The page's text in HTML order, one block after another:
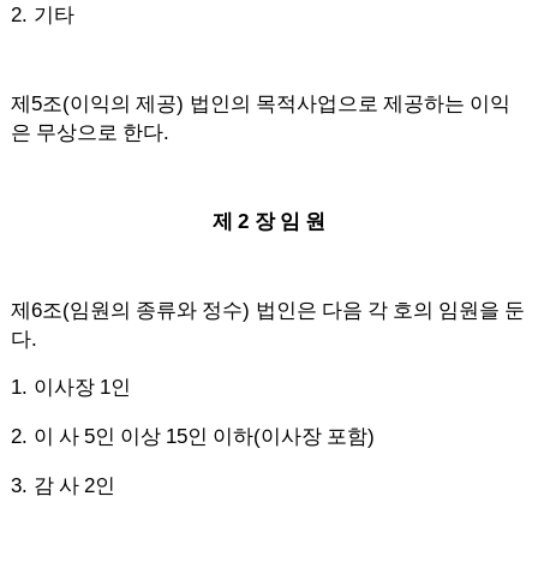
2. 기타
제 5조(이익의 제공) 법인의 목적사업으로 제공하는 이익
은 무상으로 한다.
제 2 장 임 원
제6조(임원의 종류와 정수) 법인은 다음 각 호의 임원을 둔
다.
1. 이사장 1인
2. 이 사 5인 이상 15인 이하(이사장 포함)
3. 감 사 2인